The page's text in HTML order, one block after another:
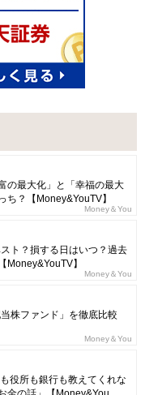
の最大化」と「幸福の最大
ち？【Money&YouTV】
Money＆You
ト？損する日はいつ？過去
Money&YouTV】
Money＆You
株ファンド」を徹底比較
Money＆You
役所も銀行も教えてくれな